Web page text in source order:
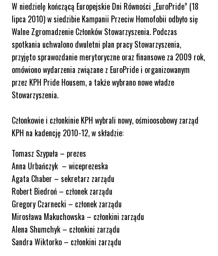
W niedzielę kończącą Europejskie Dni Równości „EuroPride” (18
lipca 2010) w siedzibie Kampanii Przeciw Homofobii odbyło się
Walne Zgromadzenie Członków Stowarzyszenia. Podczas
spotkania uchwalono dwuletni plan pracy Stowarzyszenia,
przyjęto sprawozdanie merytoryczne oraz finansowe za 2009 rok,
omówiono wydarzenia związane z EuroPride i organizowanym
przez KPH Pride Housem, a także wybrano nowe władze
Stowarzyszenia.
Członkowie i członkinie KPH wybrali nowy, ośmioosobowy zarząd
KPH na kadencję 2010-12, w składzie:
Tomasz Szypuła – prezes
Anna Urbańczyk – wiceprezeska
Agata Chaber – sekretarz zarządu
Robert Biedroń – członek zarządu
Gregory Czarnecki – członek zarządu
Mirosława Makuchowska – członkini zarządu
Alena Shumchyk – członkini zarządu
Sandra Wiktorko – członkini zarządu